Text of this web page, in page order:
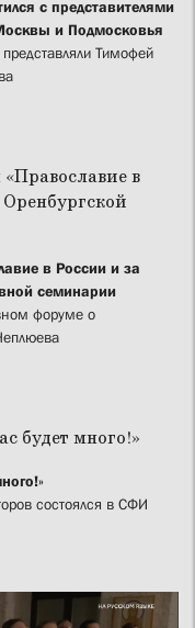
с представителями
и Подмосковья
Тимофей
в России и за
семинарии
форуме о
состоялся в СФИ